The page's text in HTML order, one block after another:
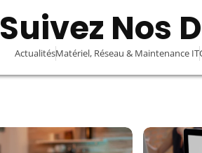
Suivez Nos
ActualitésMatériel, Réseau & Maintenance IT